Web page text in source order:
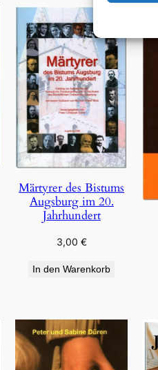
Märtyrer des Bistums
Augsburg im 20.
Jahrhundert
3,00 €
In den Warenkorb